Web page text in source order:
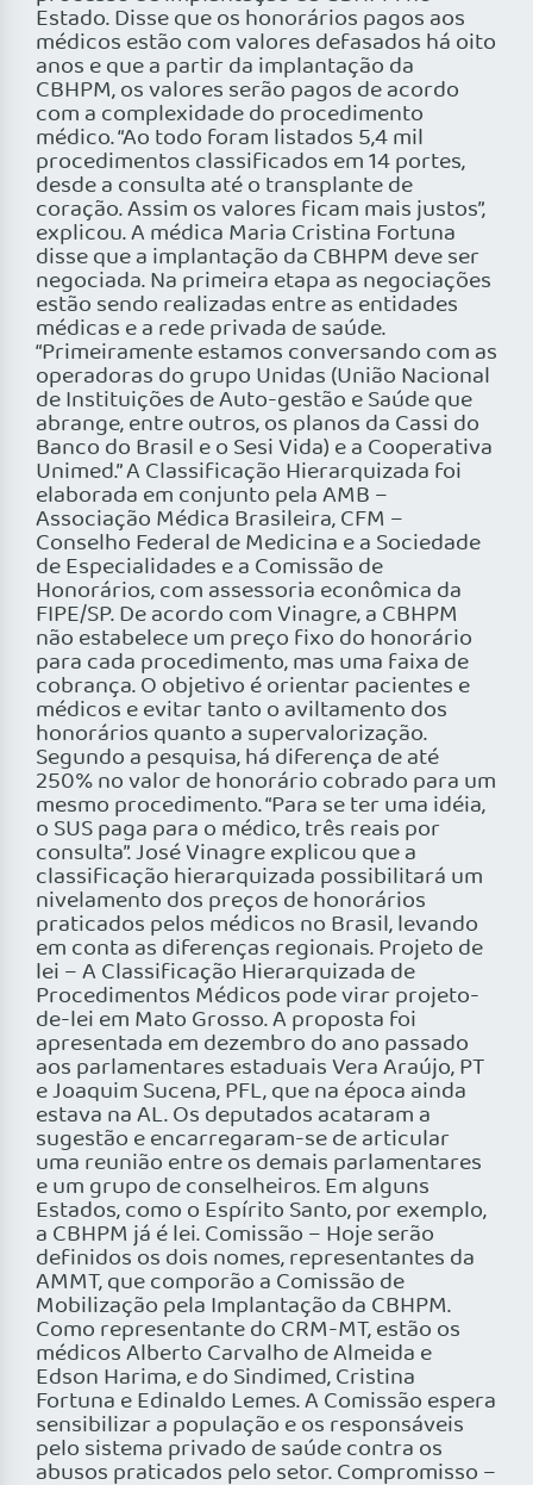
Estado. Disse que os honorários pagos aos
médicos estão com valores defasados há oito
anos e que a partir da implantação da
CBHPM, os valores serão pagos de acordo
com a complexidade do procedimento
médico. “Ao todo foram listados 5,4 mil
procedimentos classificados em 14 portes,
desde a consulta até o transplante de
coração. Assim os valores ficam mais justos”,
explicou. A médica Maria Cristina Fortuna
disse que a implantação da CBHPM deve ser
negociada. Na primeira etapa as negociações
estão sendo realizadas entre as entidades
médicas e a rede privada de saúde.
“Primeiramente estamos conversando com as
operadoras do grupo Unidas (União Nacional
de Instituições de Auto-gestão e Saúde que
abrange, entre outros, os planos da Cassi do
Banco do Brasil e o Sesi Vida) e a Cooperativa
Unimed.” A Classificação Hierarquizada foi
elaborada em conjunto pela AMB –
Associação Médica Brasileira, CFM –
Conselho Federal de Medicina e a Sociedade
de Especialidades e a Comissão de
Honorários, com assessoria econômica da
FIPE/SP. De acordo com Vinagre, a CBHPM
não estabelece um preço fixo do honorário
para cada procedimento, mas uma faixa de
cobrança. O objetivo é orientar pacientes e
médicos e evitar tanto o aviltamento dos
honorários quanto a supervalorização.
Segundo a pesquisa, há diferença de até
250% no valor de honorário cobrado para um
mesmo procedimento. “Para se ter uma idéia,
o SUS paga para o médico, três reais por
consulta”. José Vinagre explicou que a
classificação hierarquizada possibilitará um
nivelamento dos preços de honorários
praticados pelos médicos no Brasil, levando
em conta as diferenças regionais. Projeto de
lei – A Classificação Hierarquizada de
Procedimentos Médicos pode virar projeto-
de-lei em Mato Grosso. A proposta foi
apresentada em dezembro do ano passado
aos parlamentares estaduais Vera Araújo, PT
e Joaquim Sucena, PFL, que na época ainda
estava na AL. Os deputados acataram a
sugestão e encarregaram-se de articular
uma reunião entre os demais parlamentares
e um grupo de conselheiros. Em alguns
Estados, como o Espírito Santo, por exemplo,
a CBHPM já é lei. Comissão – Hoje serão
definidos os dois nomes, representantes da
AMMT, que comporão a Comissão de
Mobilização pela Implantação da CBHPM.
Como representante do CRM-MT, estão os
médicos Alberto Carvalho de Almeida e
Edson Harima, e do Sindimed, Cristina
Fortuna e Edinaldo Lemes. A Comissão espera
sensibilizar a população e os responsáveis
pelo sistema privado de saúde contra os
abusos praticados pelo setor. Compromisso –